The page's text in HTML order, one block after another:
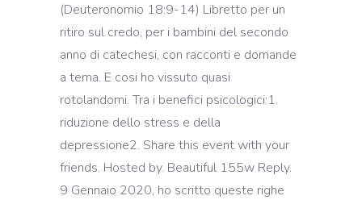
(Deuteronomio 18:9-14) Libretto per un
ritiro sul credo, per i bambini del secondo
anno di catechesi, con racconti e domande
a tema. E cosi ho vissuto quasi
rotolandomi. Tra i benefici psicologici:1.
riduzione dello stress e della
depressione2. Share this event with your
friends. Hosted by. Beautiful 155w Reply.
9 Gennaio 2020, ho scritto queste righe